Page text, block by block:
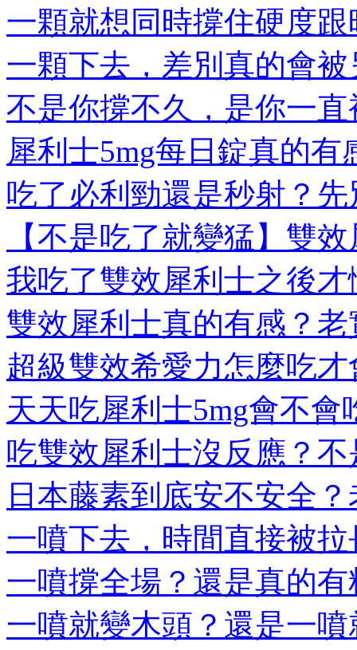
一顆就想同時撐住硬度
一顆下去，差別真的會
不是你撐不久，是你一
犀利士5mg每日錠真的有
吃了必利勁還是秒射？
【不是吃了就變猛】雙
我吃了雙效犀利士之後
雙效犀利士真的有感？
超級雙效希愛力怎麼吃
天天吃犀利士5mg會不會
吃雙效犀利士沒反應？
日本藤素到底安不安全
一噴下去，時間直接被
一噴撐全場？還是真的
一噴就變木頭？還是一